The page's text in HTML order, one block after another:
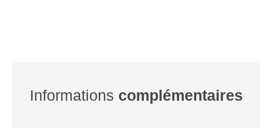
Informations complémentaires